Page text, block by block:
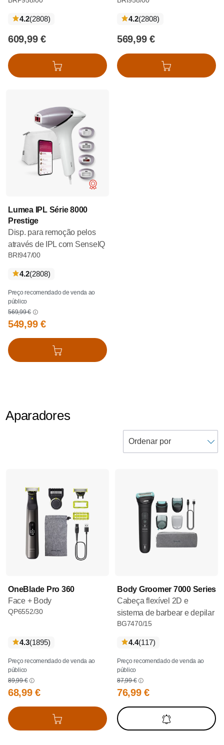
4.2(2808críticas
)
609,99 €
Adicionar ao cesto
4.2(2808críticas
)
569,99 €
Adicionar ao cesto
Lumea IPL Série 8000
Prestige
Disp. para remoção pelos
através de IPL com SenseIQ
BRI947/00
4.2(2808críticas
)
Preço recomendado de venda ao
público
569,99 €
549,99 €
Adicionar ao cesto
Aparadores
OneBlade Pro 360
Face + Body
QP6552/30
4.3(1895críticas
)
Preço recomendado de venda ao
público
89,99 €
68,99 €
Adicionar ao cesto
Body Groomer 7000 Series
Cabeça flexível 2D e
sistema de barbear e depilar
BG7470/15
4.4(117críticas
)
Preço recomendado de venda ao
público
87,99 €
76,99 €
Receber